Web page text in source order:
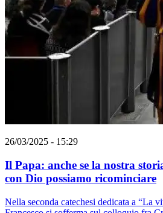
26/03/2025 - 15:29
Il Papa: anche se la nostra
con Dio possiamo ricominciare
Nella seconda catechesi dedicata a “La